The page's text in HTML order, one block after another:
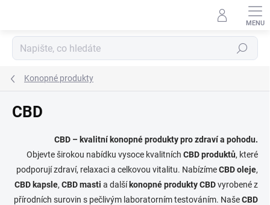
Hledat
Konopné produkty
CBD
CBD – kvalitní konopné produkty pro zdraví a pohodu.
Objevte širokou nabídku vysoce kvalitních CBD produktů, které
podporují zdraví, relaxaci a celkovou vitalitu. NabízímeCBD oleje,
CBD kapsle, CBD masti a další konopné produkty CBDvyrobené z
přírodních surovin s pečlivým laboratorním testováním. NašeCBD